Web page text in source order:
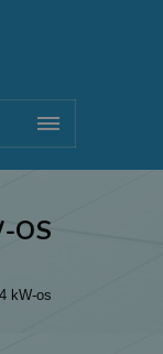
OS
kW-os